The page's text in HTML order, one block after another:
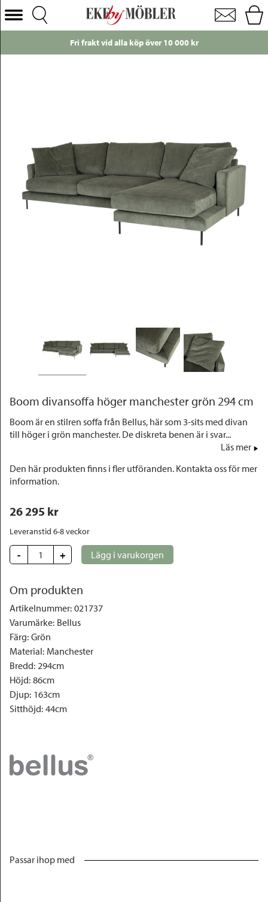
Boom divansoffa höger manchester grön 294 cm
Välj Kategori
Förvaring
Inredning
Mattor
Fri frakt vid alla köp över 10 000 kr
Boom divansoffa höger manchester grön 294 cm
Boom är en stilren soffa från Bellus, här som 3-sits med divan
till höger i grön manchester. De diskreta benen är i svar...
Läs mer
Den här produkten finns i fler utföranden. Kontakta oss för mer
information.
26 295 kr
Leveranstid 6-8 veckor
- + Lägg i varukorgen
Om produkten
Artikelnummer: 021737
Varumärke: Bellus
Färg: Grön
Material: Manchester
Bredd: 294cm
Höjd: 86cm
Djup: 163cm
Sitthöjd: 44cm
Passar ihop med